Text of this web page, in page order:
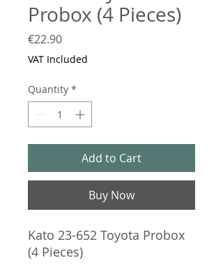
Probox (4 Pieces)
€22.90Price
VAT Included
Quantity *
Add to Cart
Buy Now
Kato 23-652 Toyota Probox
(4 Pieces)